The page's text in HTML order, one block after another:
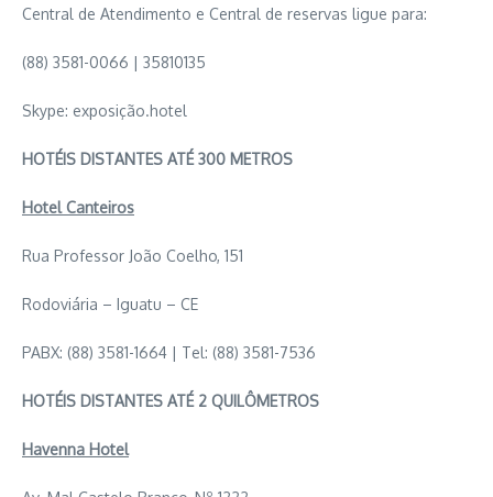
Central de Atendimento e Central de reservas ligue para:
(88) 3581-0066 | 35810135
Skype: exposição.hotel
HOTÉIS DISTANTES ATÉ 300 METROS
Hotel Canteiros
Rua Professor João Coelho, 151
Rodoviária – Iguatu – CE
PABX: (88) 3581-1664 | Tel: (88) 3581-7536
HOTÉIS DISTANTES ATÉ 2 QUILÔMETROS
Havenna Hotel